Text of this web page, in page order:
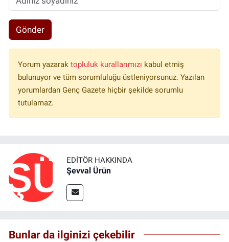
Gönder
Yorum yazarak topluluk kurallarımızı kabul etmiş
bulunuyor ve tüm sorumluluğu üstleniyorsunuz. Yazılan
yorumlardan Genç Gazete hiçbir şekilde sorumlu
tutulamaz.
EDITÖR HAKKINDA
Şevval Ürün
Bunlar da ilginizi çekebilir